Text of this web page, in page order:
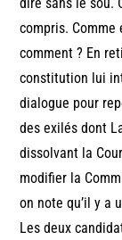
compris. Comme
comment ? En
constitution lui
dialogue pour
des exilés dont
dissolvant la
modifier la
on note qu’il y a
Les deux